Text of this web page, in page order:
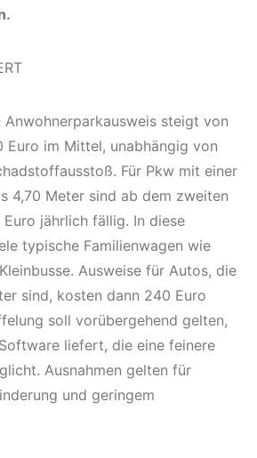
Anwohnerparkausweis steigt von
Euro im Mittel, unabhängig von
Für Pkw mit einer
4,70 Meter sind ab dem zweiten
jährlich fällig. In diese
typische Familienwagen wie
Ausweise für Autos, die
sind, kosten dann 240 Euro
soll vorübergehend gelten,
liefert, die eine feinere
Ausnahmen gelten für
und geringem